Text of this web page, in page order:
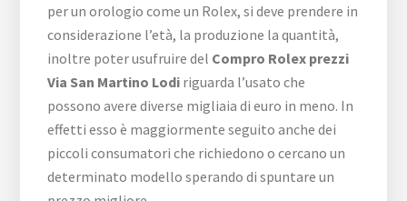
per un orologio come un Rolex, si deve prendere in
considerazione l’età, la produzione la quantità,
inoltre poter usufruire del Compro Rolex prezzi
Via San Martino Lodi riguarda l’usato che
possono avere diverse migliaia di euro in meno. In
effetti esso è maggiormente seguito anche dei
piccoli consumatori che richiedono o cercano un
determinato modello sperando di spuntare un